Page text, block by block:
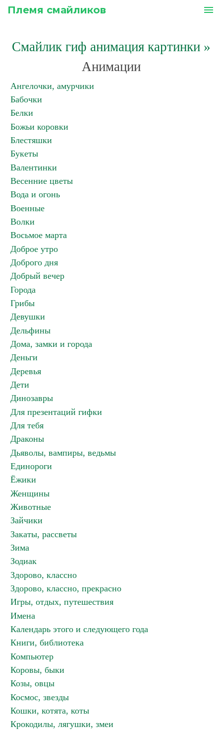
Племя смайликов menu
Смайлик гиф анимация картинки»
Анимации
Ангелочки, амурчики
Бабочки
Белки
Божьи коровки
Блестяшки
Букеты
Валентинки
Весенние цветы
Вода и огонь
Военные
Волки
Восьмое марта
Доброе утро
Доброго дня
Добрый вечер
Города
Грибы
Девушки
Дельфины
Дома, замки и города
Деньги
Деревья
Дети
Динозавры
Для презентаций гифки
Для тебя
Драконы
Дьяволы, вампиры, ведьмы
Единороги
Ёжики
Женщины
Животные
Зайчики
Закаты, рассветы
Зима
Зодиак
Здорово, классно
Здорово, классно, прекрасно
Игры, отдых, путешествия
Имена
Календарь этого и следующего года
Книги, библиотека
Компьютер
Коровы, быки
Козы, овцы
Космос, звезды
Кошки, котята, коты
Крокодилы, лягушки, змеи